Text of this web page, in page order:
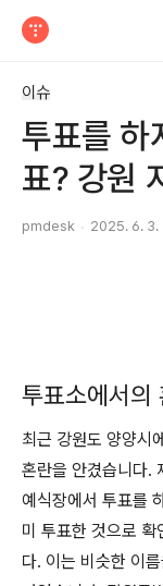
이슈
투표를 하
표? 강원
pmdesk 2025. 6. 3.
투표소에서의
최근 강원도 양양시
혼란을 안겼습니다.
예식장에서 투표를
미 투표한 것으로 확
다. 이는 비슷한 이